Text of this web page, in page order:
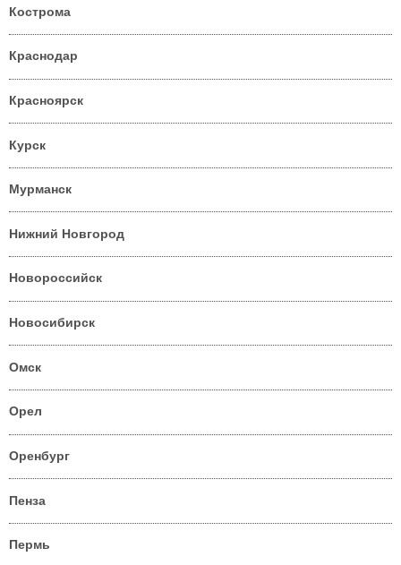
Кострома
Краснодар
Красноярск
Курск
Мурманск
Нижний Новгород
Новороссийск
Новосибирск
Омск
Орел
Оренбург
Пенза
Пермь